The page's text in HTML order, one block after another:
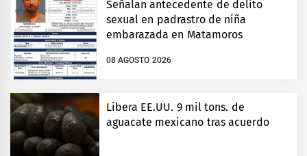
Señalan antecedente de delito
sexual en padrastro de niña
embarazada en Matamoros
08 AGOSTO 2026
Libera EE.UU. 9 mil tons. de
aguacate mexicano tras acuerdo